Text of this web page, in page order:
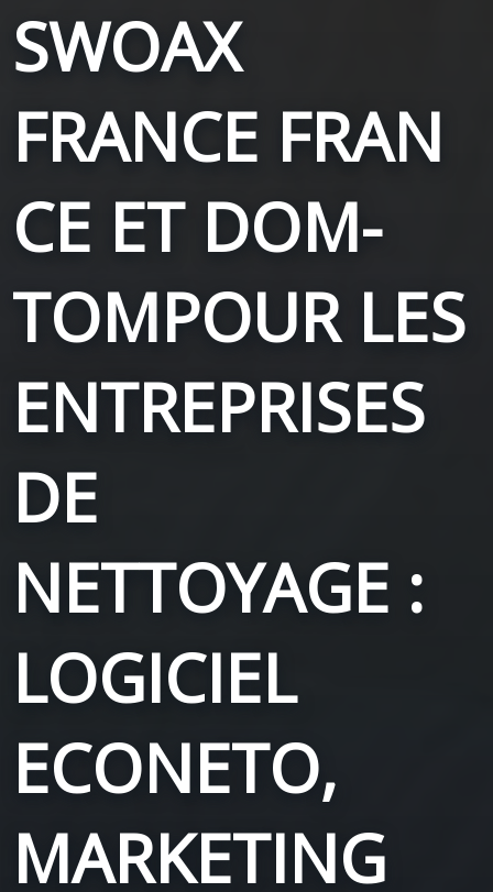
SWOAX
FRANCE FRAN
CE ET DOM-
TOMPOUR LES
ENTREPRISES
DE
NETTOYAGE :
LOGICIEL
ECONETO,
MARKETING